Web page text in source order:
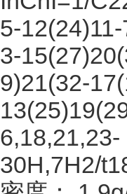
5-
3-
9)21(32-
6,18,21,23-
30H,7H2/